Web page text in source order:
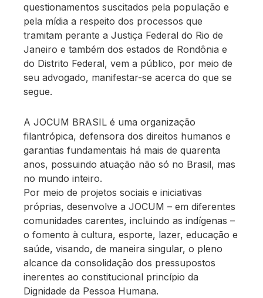
questionamentos suscitados pela população e
pela mídia a respeito dos processos que
tramitam perante a Justiça Federal do Rio de
Janeiro e também dos estados de Rondônia e
do Distrito Federal, vem a público, por meio de
seu advogado, manifestar-se acerca do que se
segue.
A JOCUM BRASIL é uma organização
filantrópica, defensora dos direitos humanos e
garantias fundamentais há mais de quarenta
anos, possuindo atuação não só no Brasil, mas
no mundo inteiro.
Por meio de projetos sociais e iniciativas
próprias, desenvolve a JOCUM – em diferentes
comunidades carentes, incluindo as indígenas –
o fomento à cultura, esporte, lazer, educação e
saúde, visando, de maneira singular, o pleno
alcance da consolidação dos pressupostos
inerentes ao constitucional princípio da
Dignidade da Pessoa Humana.